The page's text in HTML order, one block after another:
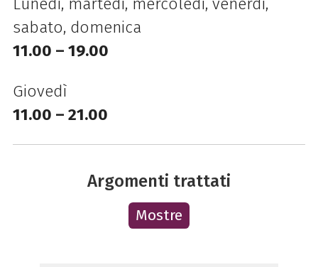
Lunedì, martedì, mercoledì, venerdì,
sabato, domenica
11.00 – 19.00
Giovedì
11.00 – 21.00
Argomenti trattati
Mostre